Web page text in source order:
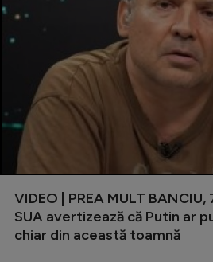
VIDEO | PREA MULT
SUA avertizează că Putin ar
chiar din această toamnă